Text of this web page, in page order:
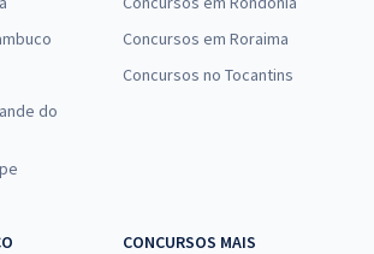
do
Concursos em Roraima
Concursos no Tocantins
CONCURSOS MAIS